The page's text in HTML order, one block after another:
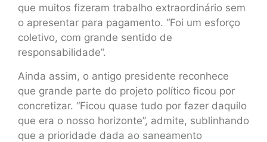
que muitos fizeram trabalho extraordinário sem
o apresentar para pagamento. “Foi um esforço
coletivo, com grande sentido de
responsabilidade”.
Ainda assim, o antigo presidente reconhece
que grande parte do projeto político ficou por
concretizar. “Ficou quase tudo por fazer daquilo
que era o nosso horizonte”, admite, sublinhando
que a prioridade dada ao saneamento